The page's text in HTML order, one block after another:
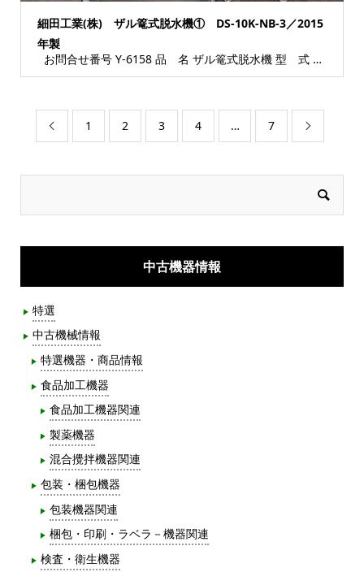
細田工業(株) ザル篭式脱水機① DS-10K-NB-3／2015
年製
お問合せ番号 Y-6158 品 名 ザル篭式脱水機 型 式 DS-10K-NB-3 種...
 1 2 3 4 … 7 
中古機器情報
特選
中古機械情報
特選機器・商品情報
食品加工機器
食品加工機器関連
製薬機器
混合攪拌機器関連
包装・梱包機器
包装機器関連
梱包・印刷・ラベラ－機器関連
検査・衛生機器